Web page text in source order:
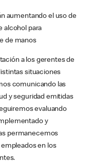
aumentando el uso de
alcohol para
de manos
a los gerentes de
situaciones
comunicando las
y seguridad emitidas
evaluando
y
permanecemos
en los